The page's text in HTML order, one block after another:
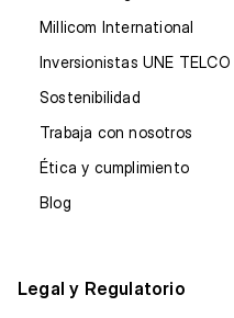
Millicom International
Inversionistas UNE TELCO
Sostenibilidad
Trabaja con nosotros
Ética y cumplimiento
Blog
Legal y Regulatorio